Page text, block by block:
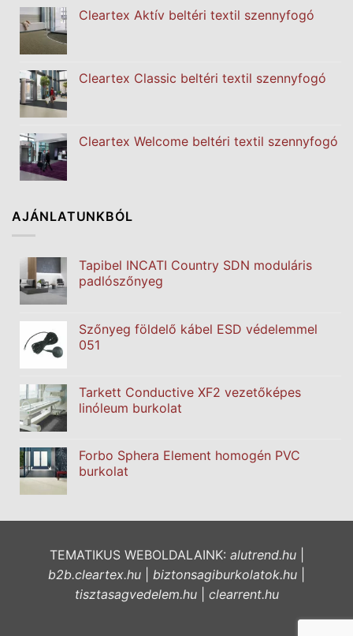
Cleartex Aktív beltéri textil szennyfogó
Cleartex Classic beltéri textil szennyfogó
Cleartex Welcome beltéri textil szennyfogó
AJÁNLATUNKBÓL
Tapibel INCATI Country SDN moduláris
padlószőnyeg
Szőnyeg földelő kábel ESD védelemmel
051
Tarkett Conductive XF2 vezetőképes
linóleum burkolat
Forbo Sphera Element homogén PVC
burkolat
TEMATIKUS WEBOLDALAINK: alutrend.hu|
b2b.cleartex.hu
biztonsagiburkolatok.hu
tisztasagvedelem.hu| clearrent.hu